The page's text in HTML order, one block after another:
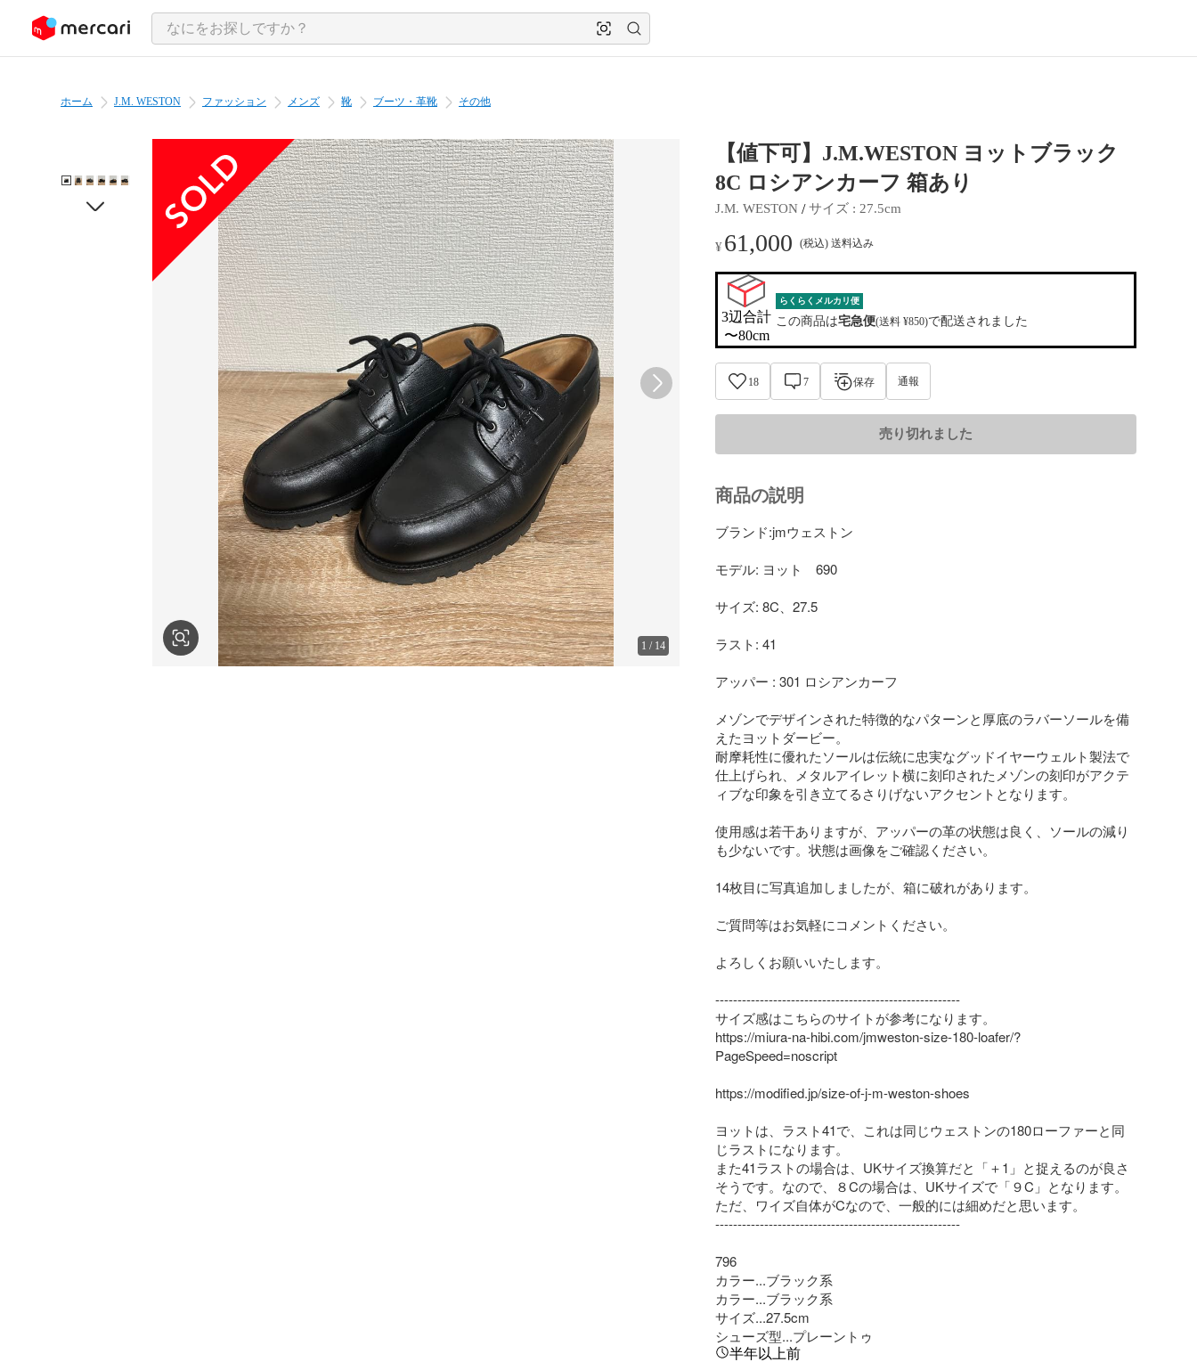
ツにスキップ
ホーム J.M. WESTON ファッション メンズ 靴 ブーツ・革靴 その他
1 / 14
【値下可】J.M.WESTON ヨットブラック
8C ロシアンカーフ 箱あり
J.M. WESTON / サイズ : 27.5cm
¥ 61,000 (税込) 送料込み
3辺合計
〜80cm
らくらくメルカリ便
この商品は宅急便(送料 ¥850)で配送されました
18 7 保存 通報
売り切れました
商品の説明
ブランド:jmウェストン
モデル: ヨット　690
サイズ: 8C、27.5
ラスト: 41
アッパー : 301 ロシアンカーフ
メゾンでデザインされた特徴的なパターンと厚底のラバーソールを備
えたヨットダービー。
耐摩耗性に優れたソールは伝統に忠実なグッドイヤーウェルト製法で
仕上げられ、メタルアイレット横に刻印されたメゾンの刻印がアクテ
ィブな印象を引き立てるさりげないアクセントとなります。
使用感は若干ありますが、アッパーの革の状態は良く、ソールの減り
も少ないです。状態は画像をご確認ください。
14枚目に写真追加しましたが、箱に破れがあります。
ご質問等はお気軽にコメントください。
よろしくお願いいたします。
-------------------------------------------------------
サイズ感はこちらのサイトが参考になります。
https://miura-na-hibi.com/jmweston-size-180-loafer/?
PageSpeed=noscript
https://modified.jp/size-of-j-m-weston-shoes
ヨットは、ラスト41で、これは同じウェストンの180ローファーと同
じラストになります。
また41ラストの場合は、UKサイズ換算だと「＋1」と捉えるのが良さ
そうです。なので、８Cの場合は、UKサイズで「９C」となります。
ただ、ワイズ自体がCなので、一般的には細めだと思います。
-------------------------------------------------------
796
カラー...ブラック系
カラー...ブラック系
サイズ...27.5cm
シューズ型...プレーントゥ
半年以上前